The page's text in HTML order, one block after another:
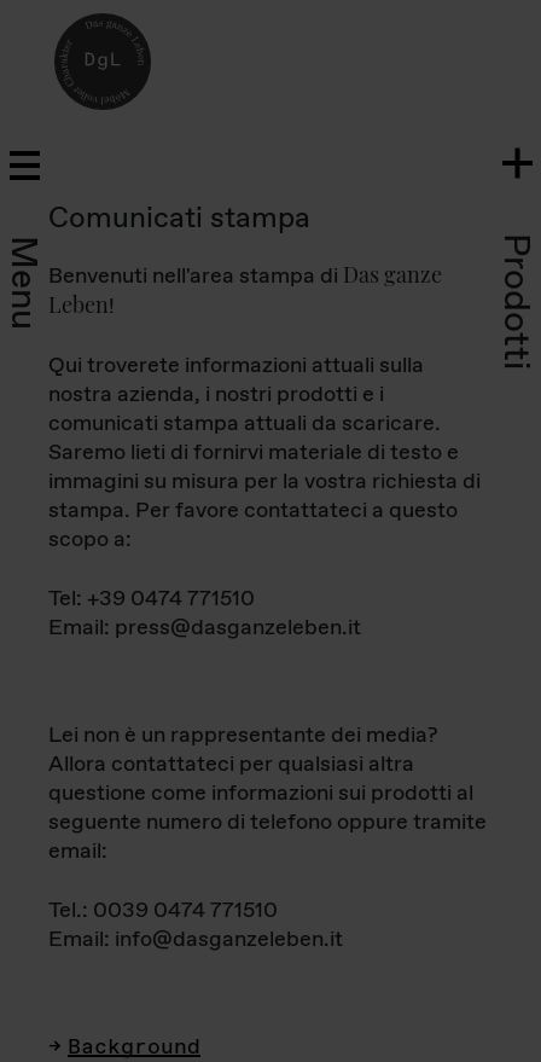
Menu Prodotti
Comunicati stampa
Benvenuti nell'area stampa di Das ganze
Leben!
Qui troverete informazioni attuali sulla
nostra azienda, i nostri prodotti e i
comunicati stampa attuali da scaricare.
Saremo lieti di fornirvi materiale di testo e
immagini su misura per la vostra richiesta di
stampa. Per favore contattateci a questo
scopo a:
Tel: +39 0474 771510
Email: press@dasganzeleben.it
Lei non è un rappresentante dei media?
Allora contattateci per qualsiasi altra
questione come informazioni sui prodotti al
seguente numero di telefono oppure tramite
email:
Tel.: 0039 0474 771510
Email: info@dasganzeleben.it
Background